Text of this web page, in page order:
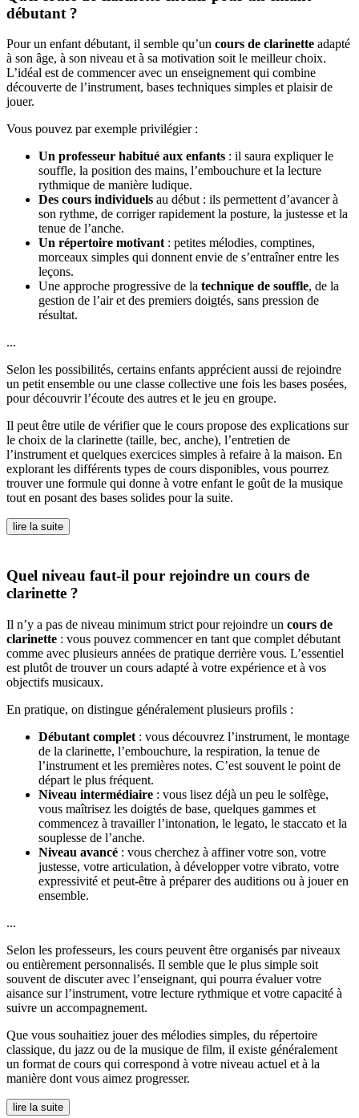
débutant ?
Pour un enfant débutant, il semble qu’un cours de clarinette adapté
à son âge, à son niveau et à sa motivation soit le meilleur choix.
L’idéal est de commencer avec un enseignement qui combine
découverte de l’instrument, bases techniques simples et plaisir de
jouer.
Vous pouvez par exemple privilégier :
Un professeur habitué aux enfants : il saura expliquer le
souffle, la position des mains, l’embouchure et la lecture
rythmique de manière ludique.
Des cours individuels au début : ils permettent d’avancer à
son rythme, de corriger rapidement la posture, la justesse et la
tenue de l’anche.
Un répertoire motivant: petites mélodies, comptines,
morceaux simples qui donnent envie de s’entraîner entre les
leçons.
Une approche progressive de la technique de souffle, de la
gestion de l’air et des premiers doigtés, sans pression de
résultat.
...
Selon les possibilités, certains enfants apprécient aussi de rejoindre
un petit ensemble ou une classe collective une fois les bases posées,
pour découvrir l’écoute des autres et le jeu en groupe.
Il peut être utile de vérifier que le cours propose des explications sur
le choix de la clarinette (taille, bec, anche), l’entretien de
l’instrument et quelques exercices simples à refaire à la maison. En
explorant les différents types de cours disponibles, vous pourrez
trouver une formule qui donne à votre enfant le goût de la musique
tout en posant des bases solides pour la suite.
lire la suite
Quel niveau faut-il pour rejoindre un cours de
clarinette ?
Il n’y a pas de niveau minimum strict pour rejoindre un cours de
clarinette : vous pouvez commencer en tant que complet débutant
comme avec plusieurs années de pratique derrière vous. L’essentiel
est plutôt de trouver un cours adapté à votre expérience et à vos
objectifs musicaux.
En pratique, on distingue généralement plusieurs profils :
Débutant complet : vous découvrez l’instrument, le montage
de la clarinette, l’embouchure, la respiration, la tenue de
l’instrument et les premières notes. C’est souvent le point de
départ le plus fréquent.
Niveau intermédiaire : vous lisez déjà un peu le solfège,
vous maîtrisez les doigtés de base, quelques gammes et
commencez à travailler l’intonation, le legato, le staccato et la
souplesse de l’anche.
Niveau avancé : vous cherchez à affiner votre son, votre
justesse, votre articulation, à développer votre vibrato, votre
expressivité et peut-être à préparer des auditions ou à jouer en
ensemble.
...
Selon les professeurs, les cours peuvent être organisés par niveaux
ou entièrement personnalisés. Il semble que le plus simple soit
souvent de discuter avec l’enseignant, qui pourra évaluer votre
aisance sur l’instrument, votre lecture rythmique et votre capacité à
suivre un accompagnement.
Que vous souhaitiez jouer des mélodies simples, du répertoire
classique, du jazz ou de la musique de film, il existe généralement
un format de cours qui correspond à votre niveau actuel et à la
manière dont vous aimez progresser.
lire la suite